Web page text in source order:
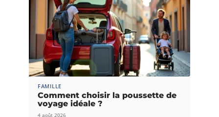
FAMILLE
Comment choisir la poussette de
voyage idéale ?
4 août 2026